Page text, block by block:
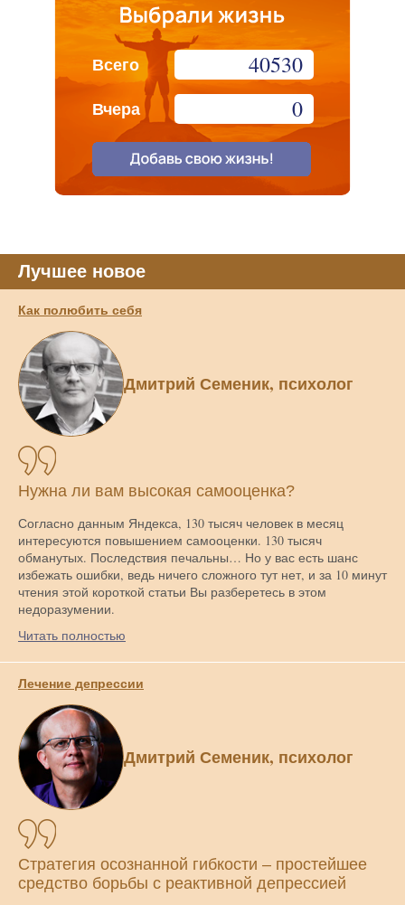
Всего 40530
Вчера 0
Лучшее новое
Как полюбить себя
Дмитрий Семеник, психолог
Нужна ли вам высокая самооценка?
Согласно данным Яндекса, 130 тысяч человек в месяц
интересуются повышением самооценки. 130 тысяч
обманутых. Последствия печальны… Но у вас есть шанс
избежать ошибки, ведь ничего сложного тут нет, и за 10 минут
чтения этой короткой статьи Вы разберетесь в этом
недоразумении.
Читать полностью
Лечение депрессии
Дмитрий Семеник, психолог
Стратегия осознанной гибкости – простейшее
средство борьбы с реактивной депрессией